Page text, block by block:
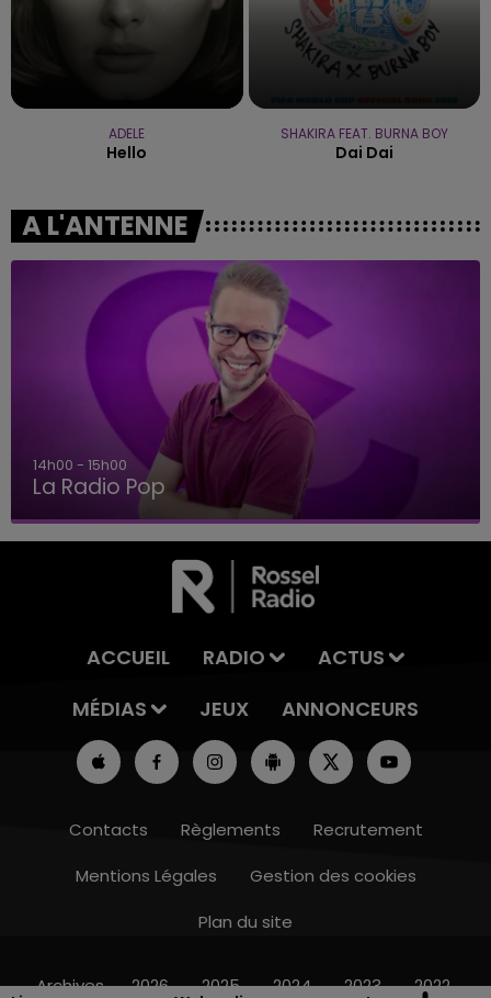
10h00 - 14h00
ADELE
Hello
SHAKIRA FEAT. BURNA BOY
Dai Dai
A L'ANTENNE
14h00 - 15h00
La Radio Pop
ACCUEIL RADIO
ACTUS
MÉDIAS
JEUX ANNONCEURS
Contacts Règlements
Recrutement
Mentions Légales
Gestion des cookies
Plan du site
Archives 2026 2025 2024 2023 2022